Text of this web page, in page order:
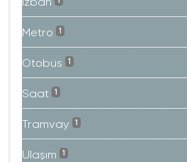
Metro 1
Otobüs 1
Saat 1
Tramvay 1
Ulaşım 1